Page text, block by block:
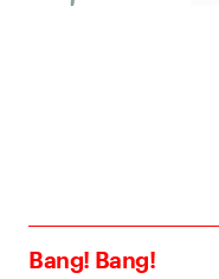
Bang! Bang!